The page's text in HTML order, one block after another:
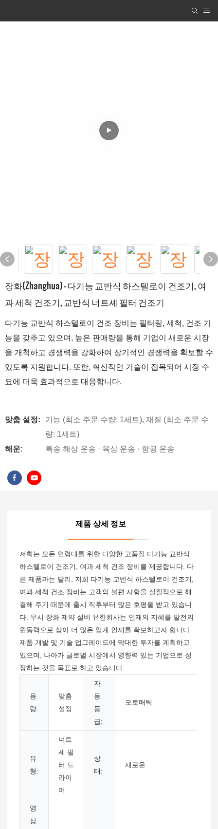
장화(Zhanghua) - 다기능 교반식 하스텔로이 건조기, 여
과 세척 건조기, 교반식 너트셰 필터 건조기
다기능 교반식 하스텔로이 건조 장비는 필터링, 세척, 건조 기
능을 갖추고 있으며, 높은 판매량을 통해 기업이 새로운 시장
을 개척하고 경쟁력을 강화하여 장기적인 경쟁력을 확보할 수
있도록 지원합니다. 또한, 혁신적인 기술이 접목되어 시장 수
요에 더욱 효과적으로 대응합니다.
맞춤 설정:
기능 (최소 주문 수량: 1세트), 재질 (최소 주문 수
량: 1세트)
해운:
특송 해상 운송 · 육상 운송 · 항공 운송
제품 상세 정보
저희는 모든 연령대를 위한 다양한 고품질 다기능 교반식
하스텔로이 건조기, 여과 세척 건조 장비를 제공합니다. 다
른 제품과는 달리, 저희 다기능 교반식 하스텔로이 건조기,
여과 세척 건조 장비는 고객의 불편 사항을 실질적으로 해
결해 주기 때문에 출시 직후부터 많은 호평을 받고 있습니
다. 우시 장화 제약 설비 유한회사는 인재의 지혜를 발전의
원동력으로 삼아 더 많은 업계 인재를 확보하고자 합니다.
제품 개발 및 기술 업그레이드에 막대한 투자를 계획하고
있으며, 나아가 글로벌 시장에서 영향력 있는 기업으로 성
장하는 것을 목표로 하고 있습니다.
용
량:
맞춤
설정
자
동
등
급:
오토매틱
유
형:
너트
셰 필
터 드
라이
어
상
태:
새로운
영
상